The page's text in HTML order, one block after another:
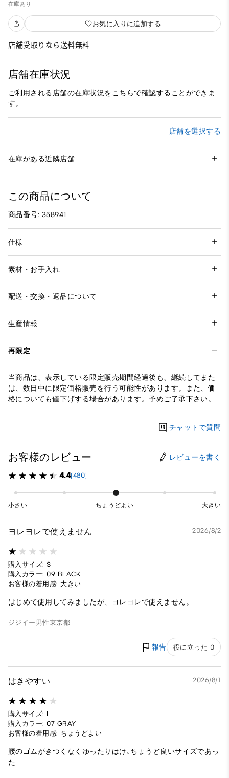
在庫あり
お気に入りに追加する
店舗受取りなら送料無料
店舗在庫状況
ご利用される店舗の在庫状況をこちらで確認することができま
す。
店舗を選択する
在庫がある近隣店舗
この商品について
商品番号: 358941
仕様
素材・お手入れ
配送・交換・返品について
生産情報
再限定
当商品は、表示している限定販売期間経過後も、継続してまた
は、数日中に限定価格販売を行う可能性があります。また、価
格についても値下げする場合があります。予めご了承下さい。
チャットで質問
お客様のレビュー レビューを書く
4.4(480)
小さい ちょうどよい 大きい
ヨレヨレで使えません 2026/8/2
購入サイズ: S
購入カラー: 09 BLACK
お客様の着用感: 大きい
はじめて使用してみましたが、ヨレヨレで使えません。
ジジイー 男性東京都
報告 役に立った 0
はきやすい 2026/8/1
購入サイズ: L
購入カラー: 07 GRAY
お客様の着用感: ちょうどよい
腰のゴムがきつくなくゆったりはけ､ちょうど良いサイズであっ
た